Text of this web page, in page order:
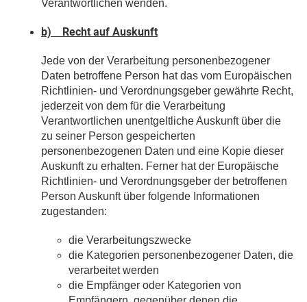
Verantwortlichen wenden.
b) Recht auf Auskunft
Jede von der Verarbeitung personenbezogener
Daten betroffene Person hat das vom Europäischen
Richtlinien- und Verordnungsgeber gewährte Recht,
jederzeit von dem für die Verarbeitung
Verantwortlichen unentgeltliche Auskunft über die
zu seiner Person gespeicherten
personenbezogenen Daten und eine Kopie dieser
Auskunft zu erhalten. Ferner hat der Europäische
Richtlinien- und Verordnungsgeber der betroffenen
Person Auskunft über folgende Informationen
zugestanden:
die Verarbeitungszwecke
die Kategorien personenbezogener Daten, die
verarbeitet werden
die Empfänger oder Kategorien von